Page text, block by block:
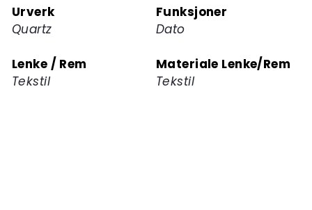
Urverk
Quartz
Funksjoner
Dato
Lenke / Rem
Tekstil
Materiale Lenke/Rem
Tekstil